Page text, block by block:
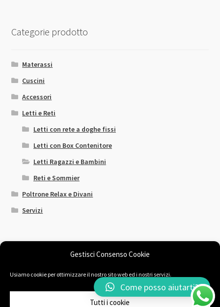
Gestisci Consenso Cookie
Usiamo cookie per ottimizzare il nostro sito web ed i nostri servizi.
Tutti i cookie
Categorie prodotto
Materassi
Cuscini
Accessori
Letti e Reti
Letti con rete a doghe fissi
Letti con Box Contenitore
Letti Ragazzi e Bambini
Reti e Sommier
Poltrone Relax e Divani
Servizi
© Il Sogno Comodo 2026
Chi siamo
Fatto con Storefront & WooCommerce.
Come posso aiutarti?